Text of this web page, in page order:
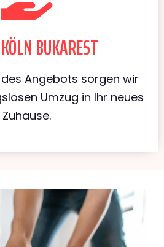
BUKAREST
Angebots sorgen wir
Umzug in Ihr neues
Zuhause.